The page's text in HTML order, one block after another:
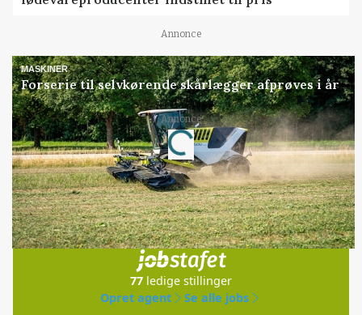
Annonce
MASKINER
Forserie til selvkørende skårlægger afprøves i år
Annonce
Loading...
Jobs
i samarbejde med
77 ledige stillinger
Opret agent
Se alle jobs